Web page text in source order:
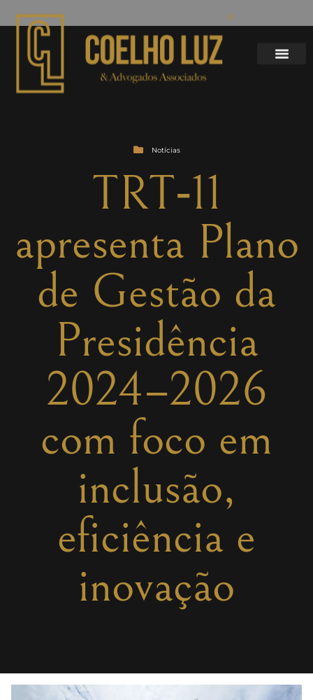
Notícias
TRT‑11
apresenta Plano
de Gestão da
Presidência
2024–2026
com foco em
inclusão,
eficiência e
inovação